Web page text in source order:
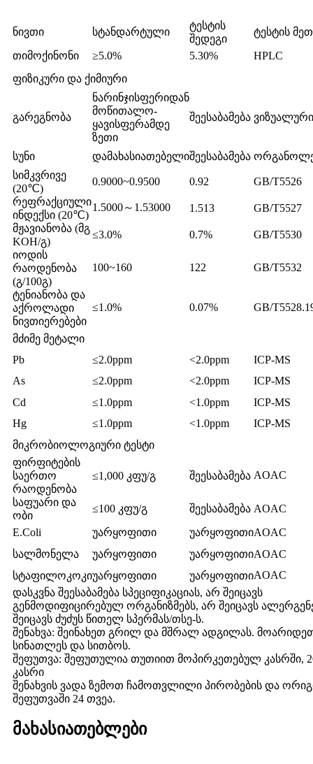
ნივთი სტანდარტული
ტესტის
შედეგი
ტესტის
თიმოქინონი
≥5.0% 5.30%
HPLC
ფიზიკური და ქიმიური
გარეგნობა
ნარინჯისფერიდან
მოწითალო-
ყავისფერამდე
ზეთი
შეესაბამება ვიზუალური
სუნი დამახასიათებელიშეესაბამება
სიმკვრივე
(20℃)
0.9000~0.9500 0.92
GB/T5526
რეფრაქციული
ინდექსი (20℃)
1.5000～1.53000 1.513
GB/T5527
მჟავიანობა (მგ
KOH/გ)
≤3.0% 0.7%
GB/T5530
იოდის
რაოდენობა
(გ/100გ)
100~160 122 GB/T5532
ტენიანობა და
აქროლადი
ნივთიერებები
≤1.0% 0.07% GB/
მძიმე მეტალი
Pb
≤2.0ppm <2.0ppm
ICP-MS
As
≤2.0ppm <2.0ppm
ICP-MS
Cd
≤1.0ppm <1.0ppm
ICP-MS
Hg
≤1.0ppm <1.0ppm
ICP-MS
მიკრობიოლოგიური ტესტი
ფირფიტების
საერთო
რაოდენობა
≤1,000 კფუ/გ შეესაბამება AOAC
საფუარი და
ობი
≤100 კფუ/გ შეესაბამება AOAC
E.Coli
უარყოფითი უარყოფითიAOAC
სალმონელა
უარყოფითი უარყოფითიAOAC
სტაფილოკოკიუარყოფითი უარყოფითიAOAC
დასკვნა შეესაბამება სპეციფიკაციას, არ შეიცავს
გენმოდიფიცირებულ ორგანიზმებს, არ შეიცავს
შეიცავს ძუძუს წითელ სპერმას/თსე-ს.
შენახვა: შეინახეთ გრილ და მშრალ ადგილას.
სინათლეს და სითბოს.
შეფუთვა: შეფუთულია თუთიით მოპირკეთებულ კასრში,
კასრი
შენახვის ვადა ზემოთ ჩამოთვლილი პირობების და
შეფუთვაში 24 თვეა.
მახასიათებლები